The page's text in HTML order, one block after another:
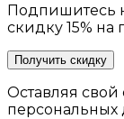
Подпишитесь
скидку 15% на
Получить скидку
Оставляя свой
персональных